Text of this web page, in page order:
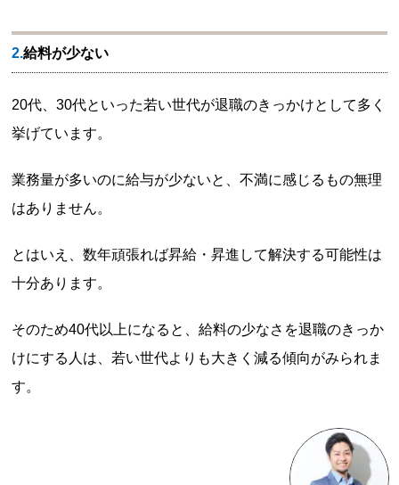
2.給料が少ない
20代、30代といった若い世代が退職のきっかけとして多く
挙げています。
業務量が多いのに給与が少ないと、不満に感じるもの無理
はありません。
とはいえ、数年頑張れば昇給・昇進して解決する可能性は
十分あります。
そのため40代以上になると、給料の少なさを退職のきっか
けにする人は、若い世代よりも大きく減る傾向がみられま
す。